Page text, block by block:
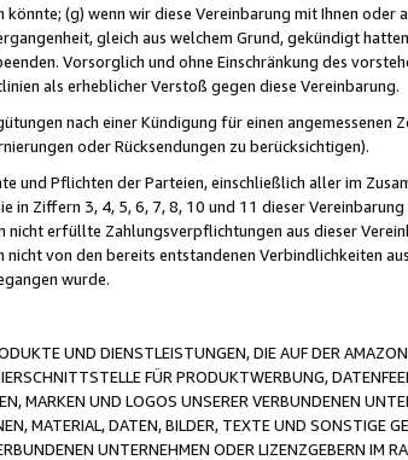
(g) wenn wir diese Vereinbarung mit Ihnen oder
gleich aus welchem Grund, gekündigt
Vorsorglich und ohne Einschränkung des
als erheblicher Verstoß gegen diese Vereinbarung.
nach einer Kündigung für einen angemessenen
oder Rücksendungen zu berücksichtigen).
und Pflichten der Parteien, einschließlich aller im
in Ziffern 3, 4, 5, 6, 7, 8, 10 und 11 dieser
erfüllte Zahlungsverpflichtungen aus dieser
von den bereits entstandenen Verbindlichkeiten
wurde.
UND DIENSTLEISTUNGEN, DIE AUF DER
FÜR PRODUKTWERBUNG,
MARKEN UND LOGOS UNSERER VERBUNDENEN
MATERIAL, DATEN, BILDER, TEXTE UND SONSTIGE
UNTERNEHMEN ODER LIZENZGEBERN IM